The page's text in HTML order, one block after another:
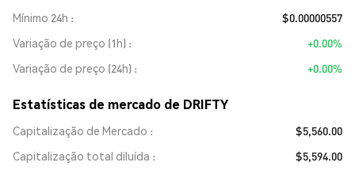
Mínimo 24h
$0.00000557
Variação de preço (1h)
+0.00%
Variação de preço (24h)
+0.00%
Estatísticas de mercado de DRIFTY
Capitalização de Mercado
$5,560.00
Capitalização total diluída
$5,594.00